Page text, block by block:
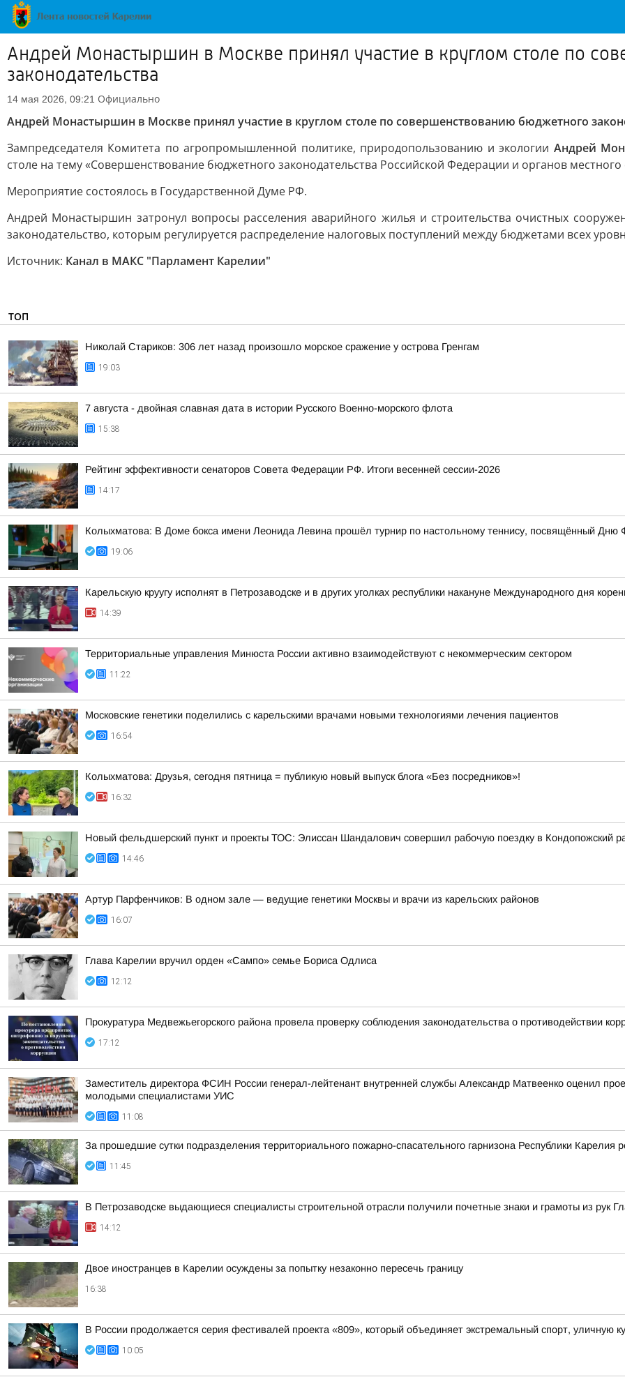
Андрей Монастыршин в Москве принял участие в круглом столе по
законодательства
14 мая 2026, 09:21 Официально
Андрей Монастыршин в Москве принял участие в круглом столе по совершенствованию бюджетного
Зампредседателя Комитета по агропромышленной политике, природопользованию и экологии Андрей
столе на тему «Совершенствование бюджетного законодательства Российской Федерации и органов
Мероприятие состоялось в Государственной Думе РФ.
Андрей Монастыршин затронул вопросы расселения аварийного жилья и строительства очистных
законодательство, которым регулируется распределение налоговых поступлений между бюджетами всех
Источник: Канал в МАКС "Парламент Карелии"
ТОП
Николай Стариков: 306 лет назад произошло морское сражение у острова Гренгам
19:03
7 августа - двойная славная дата в истории Русского Военно-морского флота
15:38
Рейтинг эффективности сенаторов Совета Федерации РФ. Итоги весенней сессии-2026
14:17
Колыхматова: В Доме бокса имени Леонида Левина прошёл турнир по настольному теннису, посвящённый Дню
19:06
Карельскую круугу исполнят в Петрозаводске и в других уголках республики накануне Международного дня
14:39
Территориальные управления Минюста России активно взаимодействуют с некоммерческим сектором
11:22
Московские генетики поделились с карельскими врачами новыми технологиями лечения пациентов
16:54
Колыхматова: Друзья, сегодня пятница = публикую новый выпуск блога «Без посредников»!
16:32
Новый фельдшерский пункт и проекты ТОС: Элиссан Шандалович совершил рабочую поездку в Кондопожский
14:46
Артур Парфенчиков: В одном зале — ведущие генетики Москвы и врачи из карельских районов
16:07
Глава Карелии вручил орден «Сампо» семье Бориса Одлиса
12:12
Прокуратура Медвежьегорского района провела проверку соблюдения законодательства о противодействии
17:12
Заместитель директора ФСИН России генерал-лейтенант внутренней службы Александр Матвеенко оценил
молодыми специалистами УИС
11:08
За прошедшие сутки подразделения территориального пожарно-спасательного гарнизона Республики Карелия
11:45
В Петрозаводске выдающиеся специалисты строительной отрасли получили почетные знаки и грамоты из рук
14:12
Двое иностранцев в Карелии осуждены за попытку незаконно пересечь границу
16:38
В России продолжается серия фестивалей проекта «809», который объединяет экстремальный спорт, уличную
10:05